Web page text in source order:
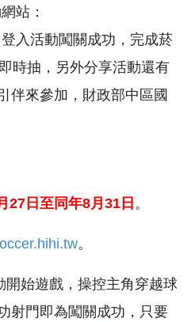
站：
入活動闖關成功，完成菸
時抽，另外分享活動還有
伴來參加，財政部中區國
27日至同年8月31日 。
。
開始遊戲，操控主角穿越球
射門即為闖關成功，只要